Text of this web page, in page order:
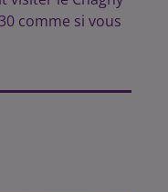
comme si vous